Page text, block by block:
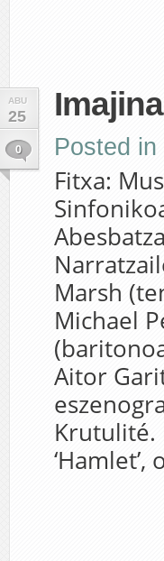
ABU
25
0 Posted in
Fitxa:
Marsh
Michael
Aitor
Krutulité.